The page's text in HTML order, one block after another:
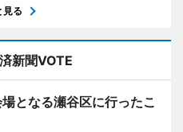
見る
新聞VOTE
となる瀬谷区に行ったこ